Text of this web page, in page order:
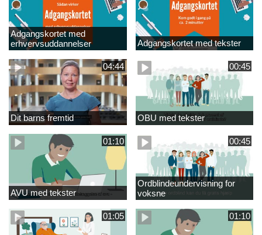
Adgangskortet med
erhvervsuddannelser
Adgangskortet med tekster
04:44
Dit barns fremtid
00:45
OBU med tekster
01:10
AVU med tekster
00:45
Ordblindeundervisning for
voksne
01:05 01:10